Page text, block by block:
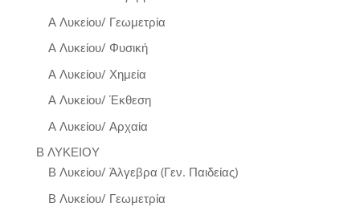
Α Λυκείου/ Γεωμετρία
Α Λυκείου/ Φυσική
Α Λυκείου/ Χημεία
Α Λυκείου/ Έκθεση
Α Λυκείου/ Αρχαία
Β ΛΥΚΕΙΟΥ
Β Λυκείου/ Άλγεβρα (Γεν. Παιδείας)
Β Λυκείου/ Γεωμετρία